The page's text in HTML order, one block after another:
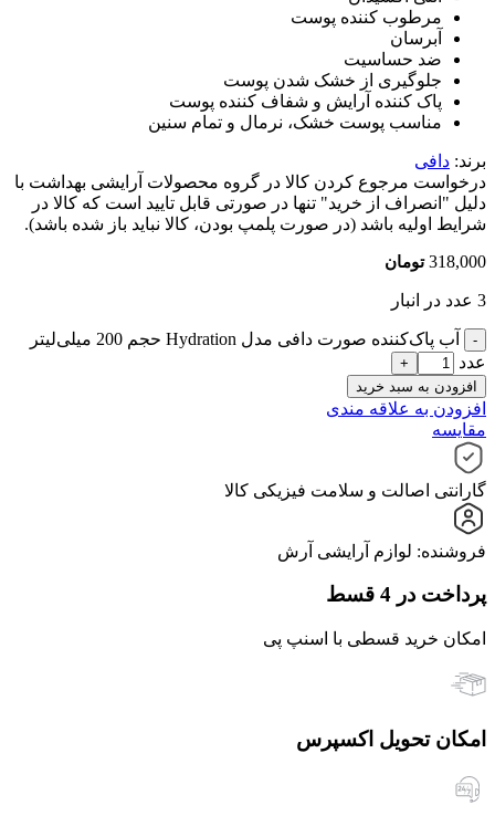
مرطوب کننده پوست
آبرسان
ضد حساسیت
جلوگیری از خشک شدن پوست
پاک کننده آرایش و شفاف کننده پوست
مناسب پوست خشک، نرمال و تمام سنین
برند: دافی
درخواست مرجوع کردن کالا در گروه محصولات آرایشی بهداشت با
دلیل "انصراف از خرید" تنها در صورتی قابل تایید است که کالا در
شرایط اولیه باشد (در صورت پلمپ بودن، کالا نباید باز شده باشد).
318,000 تومان
3 عدد در انبار
آب پاک‌کننده صورت دافی مدل Hydration حجم 200 میلی‌لیتر
عدد
افزودن به سبد خرید
افزودن به علاقه مندی
مقایسه
گارانتی اصالت و سلامت فیزیکی کالا
فروشنده: لوازم آرایشی آرش
پرداخت در 4 قسط
امکان خرید قسطی با اسنپ پی
امکان تحویل اکسپرس